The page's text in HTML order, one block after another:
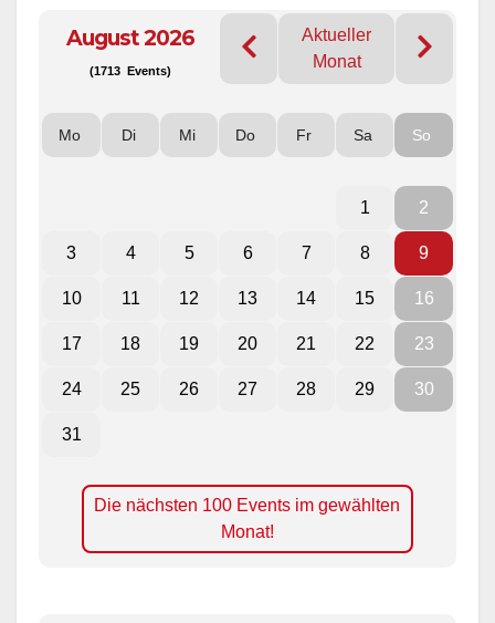
August 2026
(1713 Events)
Aktueller
Monat
Mo Di Mi Do Fr Sa So
1 2
3 4 5 6 7 8 9
10 11 12 13 14 15 16
17 18 19 20 21 22 23
24 25 26 27 28 29 30
31
Die nächsten 100 Events im gewählten
Monat!